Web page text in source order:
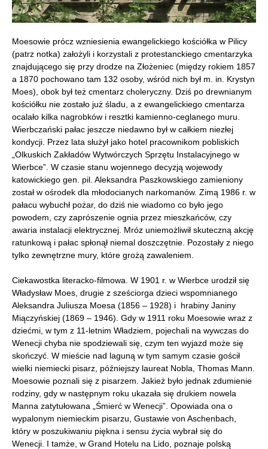
Moesowie prócz wzniesienia ewangelickiego kościółka w Pilicy
(patrz notka) założyli i korzystali z protestanckiego cmentarzyka
znajdującego się przy drodze na Złożeniec (między rokiem 1857
a 1870 pochowano tam 132 osoby, wśród nich był m. in. Krystyn
Moes), obok był też cmentarz choleryczny. Dziś po drewnianym
kościółku nie zostało już śladu, a z ewangelickiego cmentarza
ocalało kilka nagrobków i resztki kamienno-ceglanego muru.
Wierbczański pałac jeszcze niedawno był w całkiem niezłej
kondycji. Przez lata służył jako hotel pracownikom pobliskich
„Olkuskich Zakładów Wytwórczych Sprzętu Instalacyjnego w
Wierbce”. W czasie stanu wojennego decyzją wojewody
katowickiego gen. pil. Aleksandra Paszkowskiego zamieniony
został w ośrodek dla młodocianych narkomanów. Zimą 1986 r. w
pałacu wybuchł pożar, do dziś nie wiadomo co było jego
powodem, czy zaprószenie ognia przez mieszkańców, czy
awaria instalacji elektrycznej. Mróz uniemożliwił skuteczną akcję
ratunkową i pałac spłonął niemal doszczętnie. Pozostały z niego
tylko zewnętrzne mury, które grożą zawaleniem.
Ciekawostka literacko-filmowa. W 1901 r. w Wierbce urodził się
Władysław Moes, drugie z sześciorga dzieci wspomnianego
Aleksandra Juliusza Moesa (1856 – 1928) i hrabiny Janiny
Miączyńskiej (1869 – 1946). Gdy w 1911 roku Moesowie wraz z
dziećmi, w tym z 11-letnim Władziem, pojechali na wywczas do
Wenecji chyba nie spodziewali się, czym ten wyjazd może się
skończyć. W mieście nad laguną w tym samym czasie gościł
wielki niemiecki pisarz, późniejszy laureat Nobla, Thomas Mann.
Moesowie poznali się z pisarzem. Jakież było jednak zdumienie
rodziny, gdy w następnym roku ukazała się drukiem nowela
Manna zatytułowana „Śmierć w Wenecji”. Opowiada ona o
wypalonym niemieckim pisarzu, Gustawie von Aschenbach,
który w poszukiwaniu piękna i sensu życia wybrał się do
Wenecji. I tamże, w Grand Hotelu na Lido, poznaje polską